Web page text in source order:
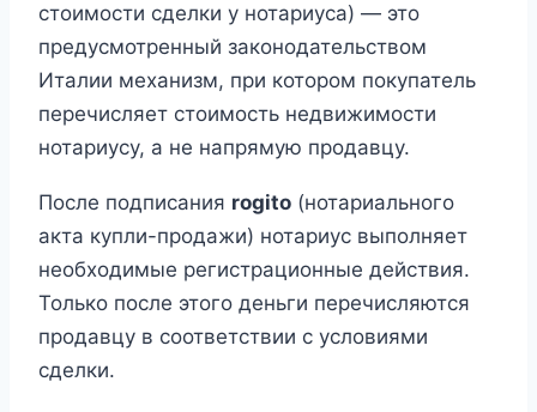
стоимости сделки у нотариуса) — это
предусмотренный законодательством
Италии механизм, при котором покупатель
перечисляет стоимость недвижимости
нотариусу, а не напрямую продавцу.
После подписания rogito (нотариального
акта купли-продажи) нотариус выполняет
необходимые регистрационные действия.
Только после этого деньги перечисляются
продавцу в соответствии с условиями
сделки.